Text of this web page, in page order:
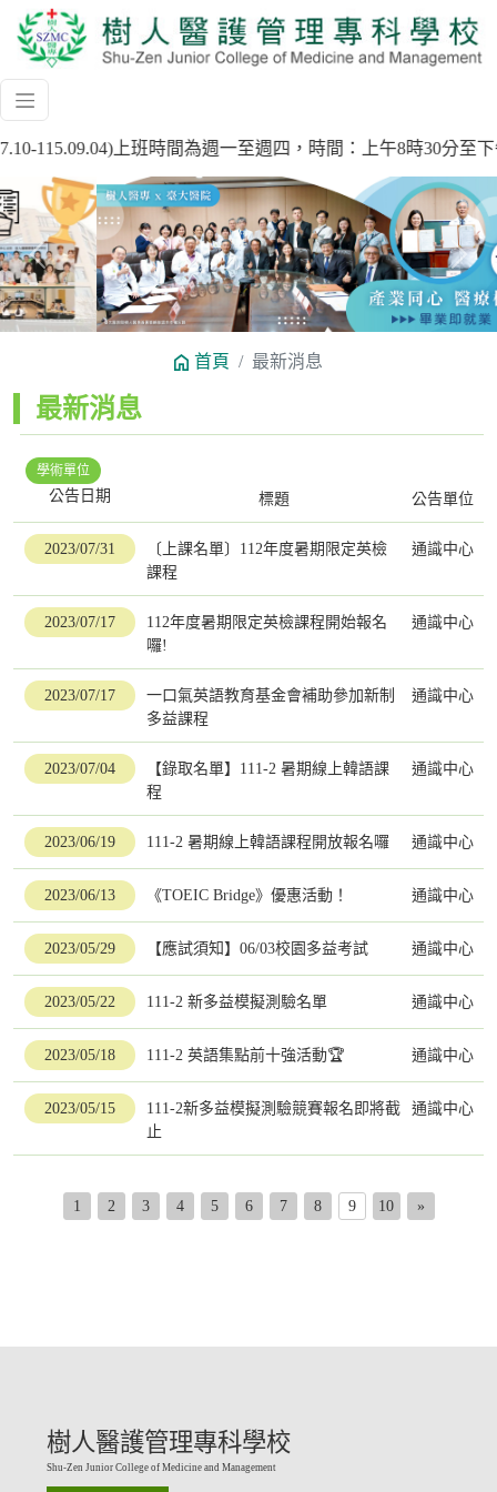
115.09.04)上班時間為週一至週四，時間：上午8時30分至
Previous Next
首頁 最新消息
最新消息
學術單位
公告日期 標題 公告單位
2023/07/31
〔上課名單〕112年度暑期限定英檢
課程
通識中心
2023/07/17
112年度暑期限定英檢課程開始報名
囉!
通識中心
2023/07/17
一口氣英語教育基金會補助參加新制
多益課程
通識中心
2023/07/04
【錄取名單】111-2 暑期線上韓語課
程
通識中心
2023/06/19 111-2 暑期線上韓語課程開放報名囉 通識中心
2023/06/13 《TOEIC Bridge》優惠活動！ 通識中心
2023/05/29 【應試須知】06/03校園多益考試 通識中心
2023/05/22 111-2 新多益模擬測驗名單 通識中心
2023/05/18 111-2 英語集點前十強活動🏆️ 通識中心
2023/05/15
111-2新多益模擬測驗競賽報名即將截
止
通識中心
1 2 3 4 5 6 7 8 9 10 »
樹人醫護管理專科學校
Shu-Zen Junior College of Medicine and Management